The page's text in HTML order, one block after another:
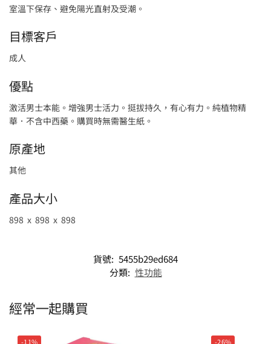
室溫下保存、避免陽光直射及受潮。
目標客戶
成人
優點
激活男士本能。增強男士活力。挺拔持久，有心有力。純植物精
華．不含中西藥。購買時無需醫生紙。
原產地
其他
產品大小
898 x 898 x 898
貨號: 5455b29ed684
分類: 性功能
經常一起購買
-11% -26%